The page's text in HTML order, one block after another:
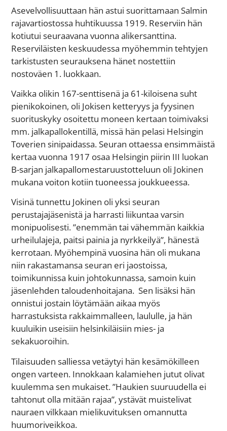
Asevelvollisuuttaan hän astui suorittamaan Salmin
rajavartiostossa huhtikuussa 1919. Reserviin hän
kotiutui seuraavana vuonna alikersanttina.
Reserviläisten keskuudessa myöhemmin tehtyjen
tarkistusten seurauksena hänet nostettiin
nostoväen 1. luokkaan.
Vaikka olikin 167-senttisenä ja 61-kiloisena suht
pienikokoinen, oli Jokisen ketteryys ja fyysinen
suorituskyky osoitettu moneen kertaan toimivaksi
mm. jalkapallokentillä, missä hän pelasi Helsingin
Toverien sinipaidassa. Seuran ottaessa ensimmäistä
kertaa vuonna 1917 osaa Helsingin piirin III luokan
B-sarjan jalkapallomestaruustotteluun oli Jokinen
mukana voiton kotiin tuoneessa joukkueessa.
Visinä tunnettu Jokinen oli yksi seuran
perustajajäsenistä ja harrasti liikuntaa varsin
monipuolisesti. ”enemmän tai vähemmän kaikkia
urheilulajeja, paitsi painia ja nyrkkeilyä”, hänestä
kerrotaan. Myöhempinä vuosina hän oli mukana
niin rakastamansa seuran eri jaostoissa,
toimikunnissa kuin johtokunnassa, samoin kuin
jäsenlehden taloudenhoitajana. Sen lisäksi hän
onnistui jostain löytämään aikaa myös
harrastuksista rakkaimmalleen, laululle, ja hän
kuuluikin useisiin helsinkiläisiin mies- ja
sekakuoroihin.
Tilaisuuden salliessa vetäytyi hän kesämökilleen
ongen varteen. Innokkaan kalamiehen jutut olivat
kuulemma sen mukaiset. ”Haukien suuruudella ei
tahtonut olla mitään rajaa”, ystävät muistelivat
nauraen vilkkaan mielikuvituksen omannutta
huumoriveikkoa.